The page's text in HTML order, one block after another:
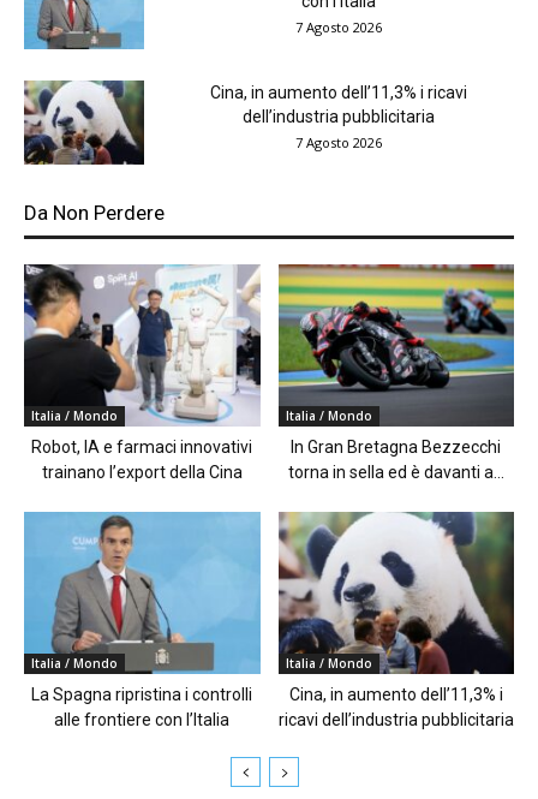
7 Agosto 2026
Cina, in aumento dell’11,3% i ricavi
dell’industria pubblicitaria
7 Agosto 2026
Da Non Perdere
Italia / Mondo
Robot, IA e farmaci innovativi
trainano l’export della Cina
Italia / Mondo
In Gran Bretagna Bezzecchi
torna in sella ed è davanti a...
Italia / Mondo
La Spagna ripristina i controlli
alle frontiere con l’Italia
Italia / Mondo
Cina, in aumento dell’11,3% i
ricavi dell’industria pubblicitaria